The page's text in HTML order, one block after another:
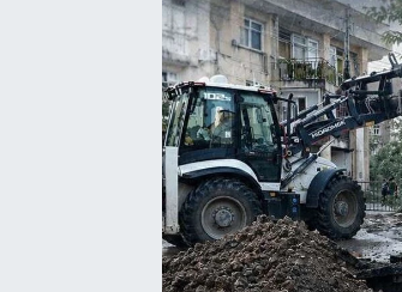
İLGİNÇ HABERLER
KÜLTÜR SANAT
MAGAZİN